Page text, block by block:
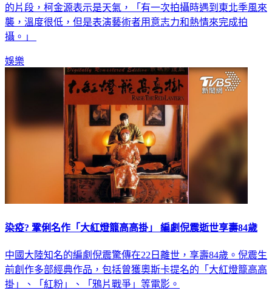
的片段，柯金源表示是天氣，「有一次拍攝時遇到東北季風來
襲，溫度很低，但是表演藝術者用意志力和熱情來完成拍
攝。」
娛樂
染疫? 鞏俐名作「大紅燈籠高高掛」 編劇倪震逝世享壽84歲
中國大陸知名的編劇倪震驚傳在22日離世，享壽84歲。倪震生
前創作多部經典作品，包括曾獲奧斯卡提名的「大紅燈籠高高
掛」、「紅粉」、「鴉片戰爭」等電影。